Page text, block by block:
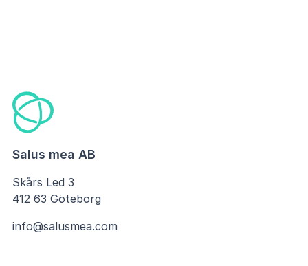
Salus mea AB
Skårs Led 3
412 63 Göteborg
info@salusmea.com